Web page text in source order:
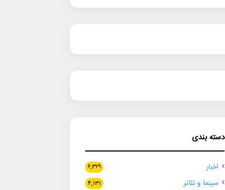
دسته بندی
اخبار ۶,۳۲۹
سینما و تئاتر ۴,۱۳۱